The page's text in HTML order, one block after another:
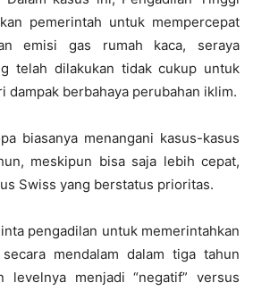
pemerintah untuk mempercepat
emisi gas rumah kaca, seraya
telah dilakukan tidak cukup untuk
dampak berbahaya perubahan iklim.
biasanya menangani kasus-kasus
meskipun bisa saja lebih cepat,
Swiss yang berstatus prioritas.
pengadilan untuk memerintahkan
mendalam dalam tiga tahun
levelnya menjadi “negatif” versus